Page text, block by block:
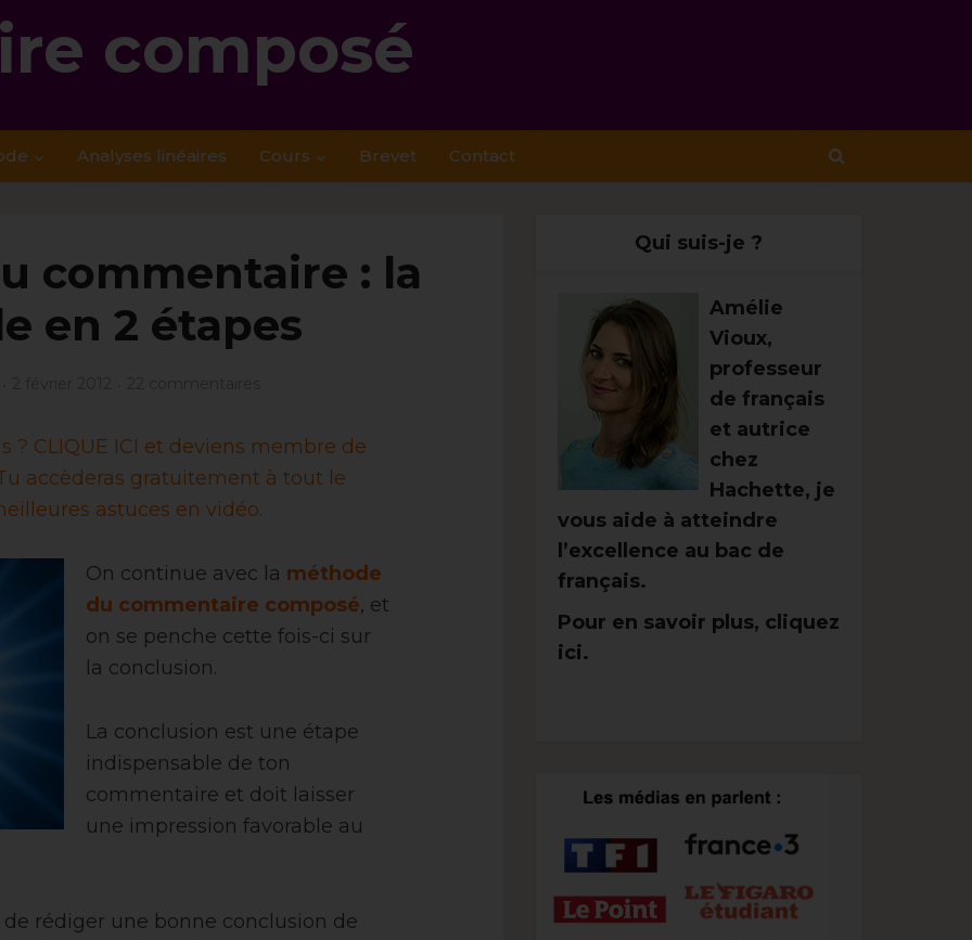
composé
Analyses linéaires Cours Brevet Contact
commentaire : la
en 2 étapes
? CLIQUE ICI et deviens membre de
accèderas gratuitement à tout le
astuces en vidéo.
On continue avec la méthode
du commentaire composé, et
on se penche cette fois-ci sur
la conclusion.
La conclusion est une étape
indispensable de ton
commentaire et doit laisser
une impression favorable au
rédiger une bonne conclusion de
Qui suis-je ?
Amélie
Vioux,
professeur
de français
et autrice
chez
Hachette, je
vous aide à atteindre
l’excellence au bac de
français.
Pour en savoir plus, cliquez
ici.